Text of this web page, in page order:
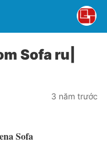
Sofa ru|
3 năm trước
Sofa